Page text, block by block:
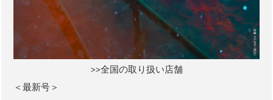
>>全国の取り扱い店舗
＜最新号＞